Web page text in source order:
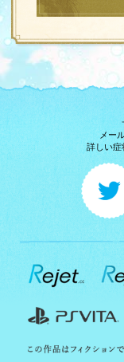
TVアニメ
ー（オリ
宮編～”オ
ーデス冥
当。声優
動も行っ
凛々しく